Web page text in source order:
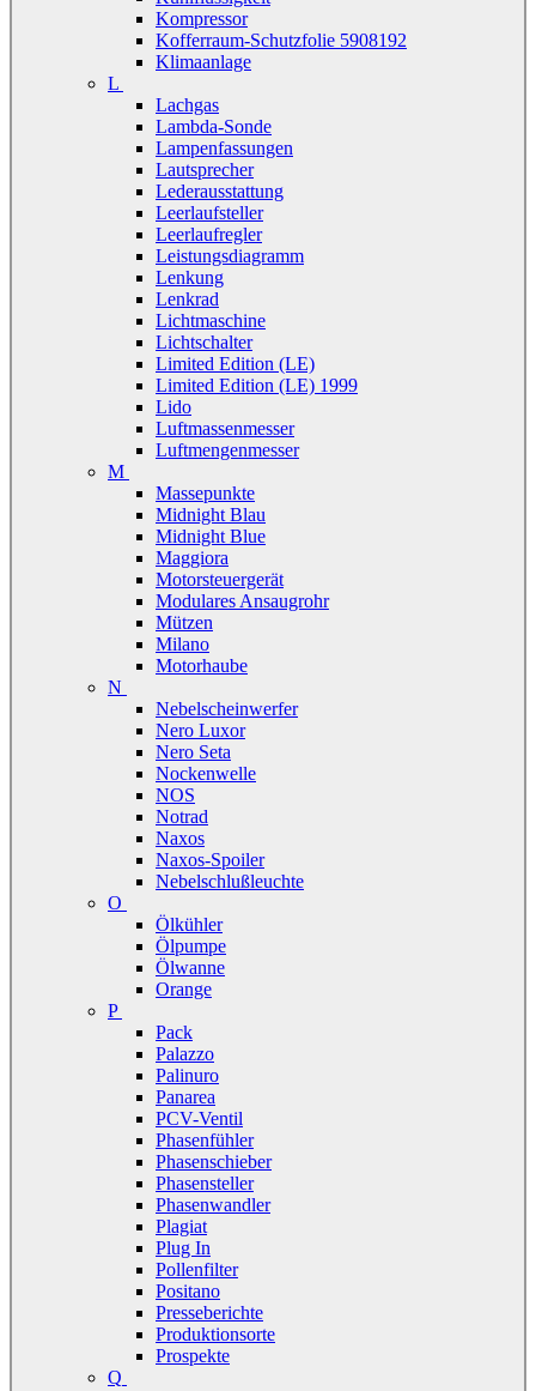
Kompressor
Kofferraum-Schutzfolie 5908192
Klimaanlage
L
Lachgas
Lambda-Sonde
Lampenfassungen
Lautsprecher
Lederausstattung
Leerlaufsteller
Leerlaufregler
Leistungsdiagramm
Lenkung
Lenkrad
Lichtmaschine
Lichtschalter
Limited Edition (LE)
Limited Edition (LE) 1999
Lido
Luftmassenmesser
Luftmengenmesser
M
Massepunkte
Midnight Blau
Midnight Blue
Maggiora
Motorsteuergerät
Modulares Ansaugrohr
Mützen
Milano
Motorhaube
N
Nebelscheinwerfer
Nero Luxor
Nero Seta
Nockenwelle
NOS
Notrad
Naxos
Naxos-Spoiler
Nebelschlußleuchte
O
Ölkühler
Ölpumpe
Ölwanne
Orange
P
Pack
Palazzo
Palinuro
Panarea
PCV-Ventil
Phasenfühler
Phasenschieber
Phasensteller
Phasenwandler
Plagiat
Plug In
Pollenfilter
Positano
Presseberichte
Produktionsorte
Prospekte
Q